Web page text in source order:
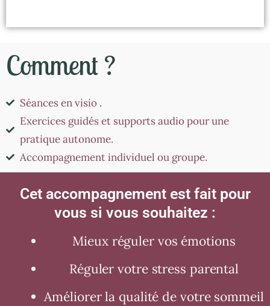
Comment ?
Séances en visio .
Exercices guidés et supports audio pour une
pratique autonome.
Accompagnement individuel ou groupe.
Cet accompagnement est fait pour
vous si vous souhaitez :
Mieux réguler vos émotions
Réguler votre stress parental
Améliorer la qualité de votre sommeil